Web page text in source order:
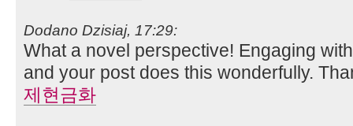
Dodano Dzisiaj, 17:29:
What a novel perspective! Engaging
and your post does this wonderfully.
제현금화